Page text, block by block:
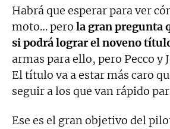
Habrá que esperar para ver
moto… pero la gran pregunta
si podrá lograr el noveno
armas para ello, pero Pecco y
El título va a estar más caro
seguir a los que van rápido
Ese es el gran objetivo del